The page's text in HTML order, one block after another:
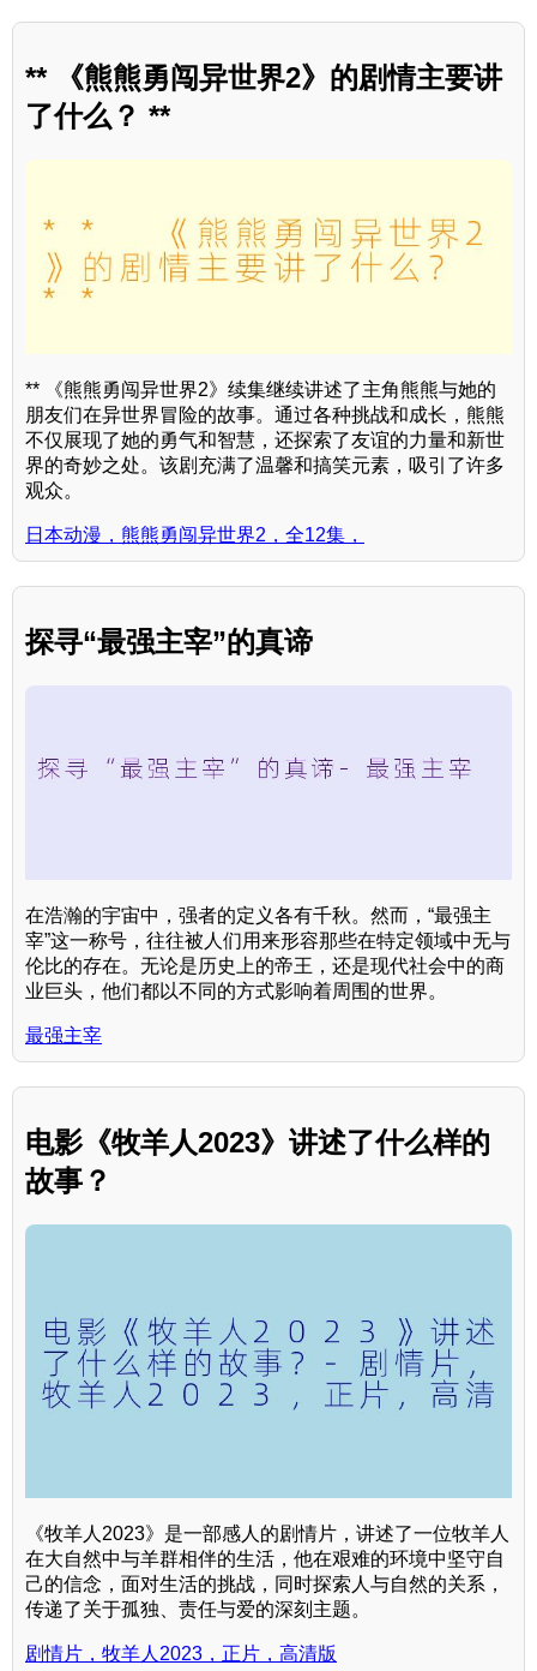
** 《熊熊勇闯异世界2》的剧情主要讲
了什么？ **
** 《熊熊勇闯异世界2》续集继续讲述了主角熊熊与她的
朋友们在异世界冒险的故事。通过各种挑战和成长，熊熊
不仅展现了她的勇气和智慧，还探索了友谊的力量和新世
界的奇妙之处。该剧充满了温馨和搞笑元素，吸引了许多
观众。
日本动漫，熊熊勇闯异世界2，全12集，
探寻“最强主宰”的真谛
在浩瀚的宇宙中，强者的定义各有千秋。然而，“最强主
宰”这一称号，往往被人们用来形容那些在特定领域中无与
伦比的存在。无论是历史上的帝王，还是现代社会中的商
业巨头，他们都以不同的方式影响着周围的世界。
最强主宰
电影《牧羊人2023》讲述了什么样的
故事？
《牧羊人2023》是一部感人的剧情片，讲述了一位牧羊人
在大自然中与羊群相伴的生活，他在艰难的环境中坚守自
己的信念，面对生活的挑战，同时探索人与自然的关系，
传递了关于孤独、责任与爱的深刻主题。
剧情片，牧羊人2023，正片，高清版